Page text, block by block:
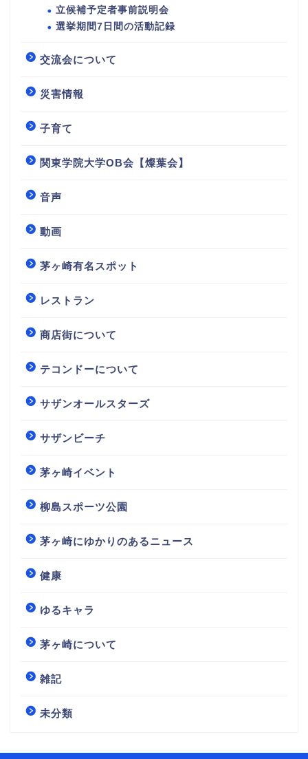
立候補予定者事前説明会
選挙期間7日間の活動記録
交流会について
災害情報
子育て
関東学院大学OB会【燦葉会】
音声
動画
茅ヶ崎有名スポット
レストラン
商店街について
テコンドーについて
サザンオールスターズ
サザンビーチ
茅ヶ崎イベント
柳島スポーツ公園
茅ヶ崎にゆかりのあるニュース
健康
ゆるキャラ
茅ヶ崎について
雑記
未分類